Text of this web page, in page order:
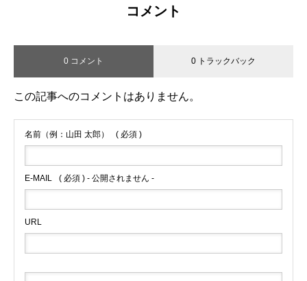
コメント
0 コメント 0 トラックバック
この記事へのコメントはありません。
名前（例：山田 太郎） ( 必須 )
E-MAIL ( 必須 ) - 公開されません -
URL